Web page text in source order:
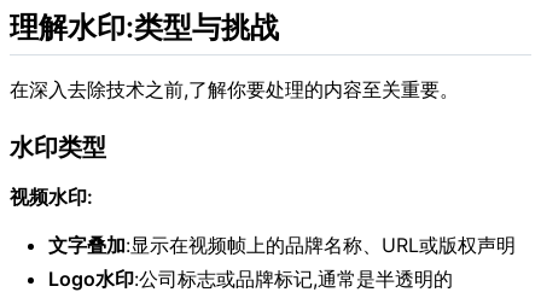
理解水印:类型与挑战
在深入去除技术之前,了解你要处理的内容至关重要。
水印类型
视频水印:
文字叠加:显示在视频帧上的品牌名称、URL或版权声明
Logo水印:公司标志或品牌标记,通常是半透明的